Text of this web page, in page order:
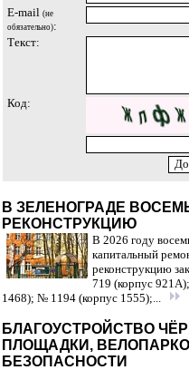
E-mail (не
обязательно):
Текст:
Код:
В ЗЕЛЕНОГРАДЕ
РЕКОНСТРУКЦИЮ
В 2026 году
капитальный
реконструкцию
719 (корпус
1468); № 1194 (корпус 1555);...
БЛАГОУСТРОЙСТВО
ПЛОЩАДКИ,
БЕЗОПАСНОСТИ